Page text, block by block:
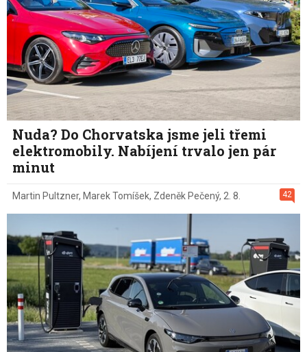
Nuda? Do Chorvatska jsme jeli třemi
elektromobily. Nabíjení trvalo jen pár
minut
42
Martin Pultzner, Marek Tomíšek, Zdeněk Pečený, 2. 8.